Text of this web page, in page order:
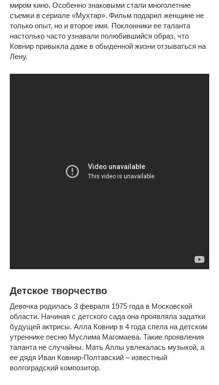
миром кино. Особенно знаковыми стали многолетние
съемки в сериале «Мухтар». Фильм подарил женщине не
только опыт, но и второе имя. Поклонники ее таланта
настолько часто узнавали полюбившийся образ, что
Ковнир привыкла даже в обыденной жизни отзываться на
Лену.
Детское творчество
Девочка родилась 3 февраля 1975 года в Московской
области. Начиная с детского сада она проявляла задатки
будущей актрисы. Алла Ковнир в 4 года спела на детском
утреннике песню Муслима Магомаева. Такие проявления
таланта не случайны. Мать Аллы увлекалась музыкой, а
ее дядя Иван Ковнир-Полтавский – известный
волгоградский композитор.